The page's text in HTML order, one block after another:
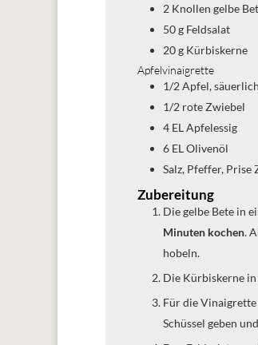
2 Knollen gelbe
50g Feldsalat
20g Kürbiskerne
Apfelvinaigrette
1/2Apfel, säuerlich
1/2 rote Zwiebel
4 EL Apfelessig
6 EL Olivenöl
Salz, Pfeffer, Prise
Zubereitung
Die gelbe Bete in
Minuten kochen.
hobeln.
Die Kürbiskerne
Für die Vinaigrette die Zwiebel in sehr feine Würfel schneiden. Ebenso mit dem Apfel verfahren. Beides in eine
Schüssel geben